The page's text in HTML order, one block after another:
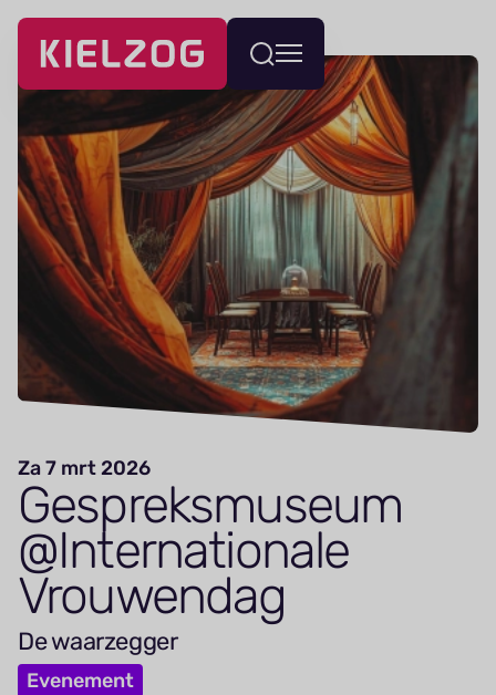
Navigatie
overslaan
Wissel
menu
Za 7 mrt 2026
Gespreks­museum
@Internationale
Vrouwendag
De waarzegger
Evenement